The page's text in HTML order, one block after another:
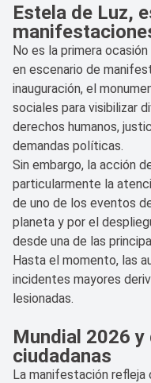
Estela de Luz,
No es la primera
en escenario de
inauguración, el
sociales para visibilizar
derechos humanos,
demandas políticas.
Sin embargo, la acción
particularmente la
de uno de los eventos
planeta y por el
desde una de las
Hasta el momento, las
incidentes mayores
lesionadas.
Mundial 2026 y
ciudadanas
La manifestación